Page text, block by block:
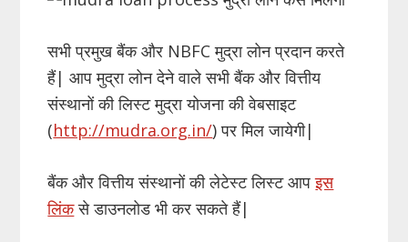
सभी प्रमुख बैंक और NBFC मुद्रा लोन प्रदान करते
हैं| आप मुद्रा लोन देने वाले सभी बैंक और वित्तीय
संस्थानों की लिस्ट मुद्रा योजना की वेबसाइट
(http://mudra.org.in/) पर मिल जायेगी|
बैंक और वित्तीय संस्थानों की लेटेस्ट लिस्ट आपइस
लिंकसे डाउनलोड भी कर सकते हैं|